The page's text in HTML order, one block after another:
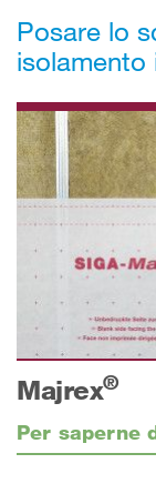
Posare lo
isolamento
Majrex®
Per saperne